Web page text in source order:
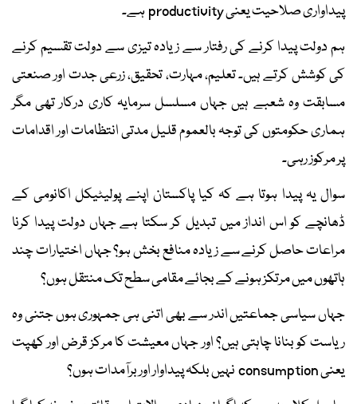
پیداواری صلاحیت یعنی productivity ہے۔
ہم دولت پیدا کرنے کی رفتار سے زیادہ تیزی سے دولت تقسیم کرنے
کی کوشش کرتے ہیں۔ تعلیم، مہارت، تحقیق، زرعی جدت اور صنعتی
مسابقت وہ شعبے ہیں جہاں مسلسل سرمایہ کاری درکار تھی مگر
ہماری حکومتوں کی توجہ بالعموم قلیل مدتی انتظامات اور اقدامات
پر مرکوز رہی۔
سوال یہ پیدا ہوتا ہے کہ کیا پاکستان اپنے پولیٹیکل اکانومی کے
ڈھانچے کو اس انداز میں تبدیل کر سکتا ہے جہاں دولت پیدا کرنا
مراعات حاصل کرنے سے زیادہ منافع بخش ہو؟ جہاں اختیارات چند
ہاتھوں میں مرتکز ہونے کے بجائے مقامی سطح تک منتقل ہوں؟
جہاں سیاسی جماعتیں اندر سے بھی اتنی ہی جمہوری ہوں جتنی وہ
ریاست کو بنانا چاہتی ہیں؟ اور جہاں معیشت کا مرکز قرض اور کھپت
یعنی consumption نہیں بلکہ پیداوار اور برآمدات ہوں؟